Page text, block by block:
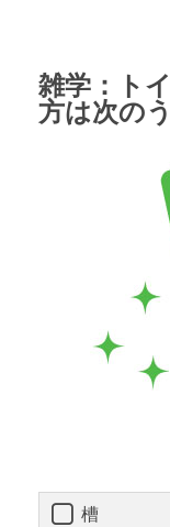
雑学：ト
方は次の
槽